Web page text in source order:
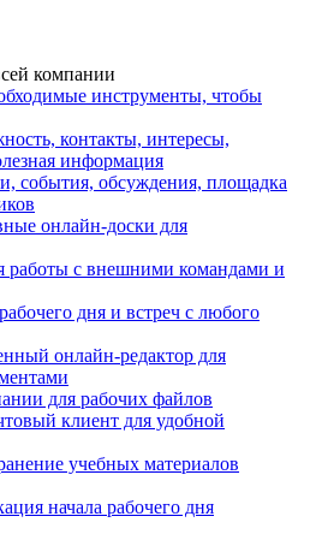
компании
инструменты, чтобы
контакты, интересы,
информация
события, обсуждения, площадка
онлайн-доски для
работы с внешними командами и
дня и встреч с любого
онлайн-редактор для
для рабочих файлов
клиент для удобной
учебных материалов
начала рабочего дня